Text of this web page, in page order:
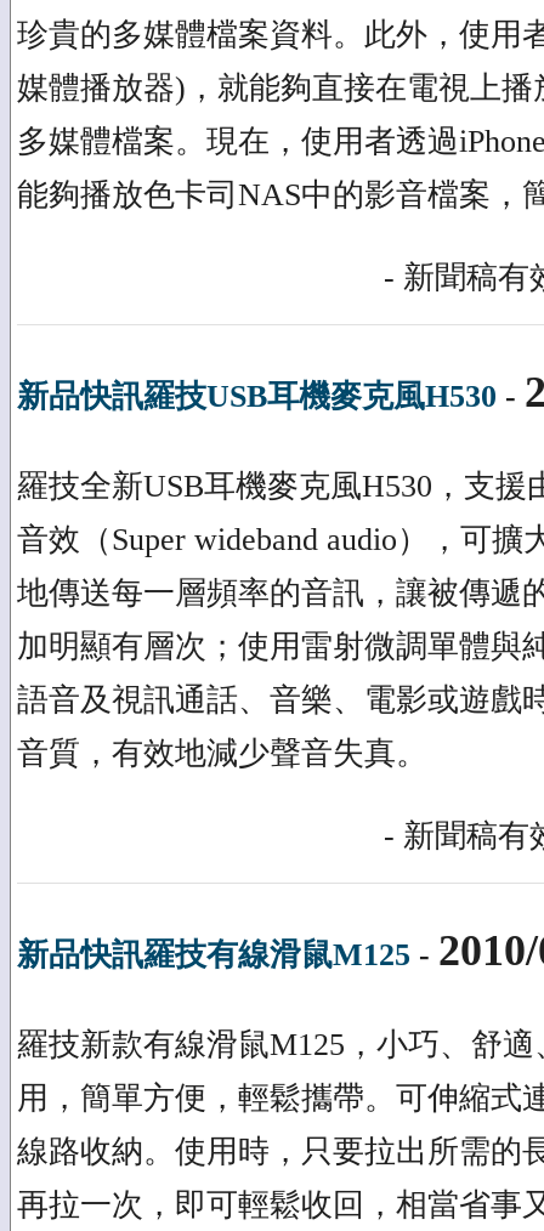
珍貴的多媒體檔案資料。此外，使用
媒體播放器)，就能夠直接在電視上
多媒體檔案。現在，使用者透過
能夠播放色卡司NAS中的影音檔案，
- 新聞稿有
新品快訊羅技USB耳機麥克風H530 -
羅技全新USB耳機麥克風H530，支
音效（Super wideband audio），可
地傳送每一層頻率的音訊，讓被傳遞
加明顯有層次；使用雷射微調單體與
語音及視訊通話、音樂、電影或遊戲
音質，有效地減少聲音失真。
- 新聞稿有
新品快訊羅技有線滑鼠M125 -
羅技新款有線滑鼠M125，小巧、舒
用，簡單方便，輕鬆攜帶。可伸縮式
線路收納。使用時，只要拉出所需的
再拉一次，即可輕鬆收回，相當省事